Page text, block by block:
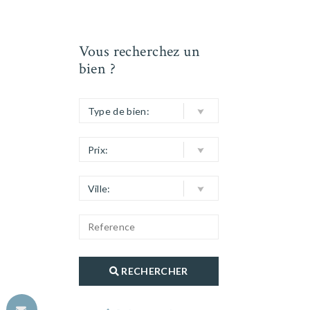
Vous recherchez un
bien ?
Type de bien:
Prix:
Ville:
RECHERCHER